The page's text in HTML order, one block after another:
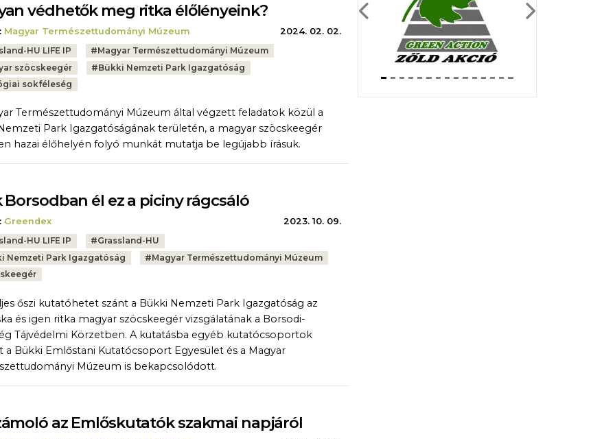
védhetők meg ritka élőlényeink?
Magyar Természettudományi Múzeum
2024. 02. 02.
HU LIFE IP #Magyar Természettudományi Múzeum
szöcskeegér #Bükki Nemzeti Park Igazgatóság
sokféleség
Természettudományi Múzeum által végzett feladatok közül a
Park Igazgatóságának területén, a magyar szöcskeegér
hazai élőhelyén folyó munkát mutatja be legújabb írásuk.
Borsodban él ez a piciny rágcsáló
Greendex
2023. 10. 09.
HU LIFE IP #Grassland-HU
Nemzeti Park Igazgatóság #Magyar Természettudományi Múzeum
őszi kutatóhetet szánt a Bükki Nemzeti Park Igazgatóság az
és igen ritka magyar szöcskeegér vizsgálatának a Borsodi-
Tájvédelmi Körzetben. A kutatásba egyéb kutatócsoportok
a Bükki Emlőstani Kutatócsoport Egyesület és a Magyar
Múzeum is bekapcsolódott.
az Emlőskutatók szakmai napjáról
Previous Next